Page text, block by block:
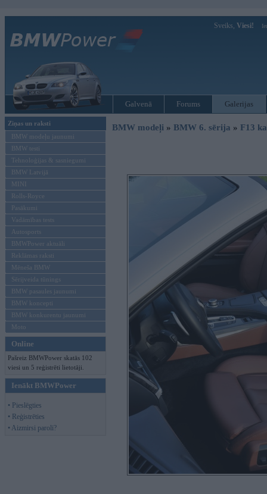
Sveiks, Viesi!
Galvenā Forums Galerijas
Ziņas un raksti
BMW modeļu jaunumi
BMW testi
Tehnoloģijas & sasniegumi
BMW Latvijā
MINI
Rolls-Royce
Pasākumi
Vadāmības tests
Autosports
BMWPower aktuāli
Reklāmas raksti
Mēneša BMW
Sērijveida tūnings
BMW pasaules jaunumi
BMW koncepti
BMW konkurentu jaunumi
Moto
Online
Pašreiz BMWPower skatās 102
viesi un 5 reģistrēti lietotāji.
Ienākt BMWPower
• Pieslēgties
• Reģistrēties
• Aizmirsi paroli?
BMW modeļi » BMW 6. sērija » F13